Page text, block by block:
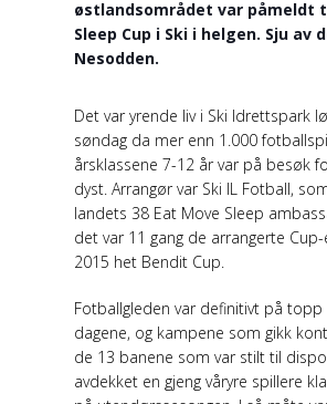
østlandsområdet var påmeldt
Sleep Cup i Ski i helgen. Sju av
Nesodden.
Det var yrende liv i Ski Idrettspark
søndag da mer enn 1.000
årsklassene 7-12 år var på besøk
dyst. Arrangør var Ski IL Fotball,
landets 38 Eat Move Sleep
det var 11 gang de arrangerte
2015 het Bendit Cup.
Fotballgleden var definitivt på
dagene, og kampene som gikk
de 13 banene som var stilt til
avdekket en gjeng våryre spillere